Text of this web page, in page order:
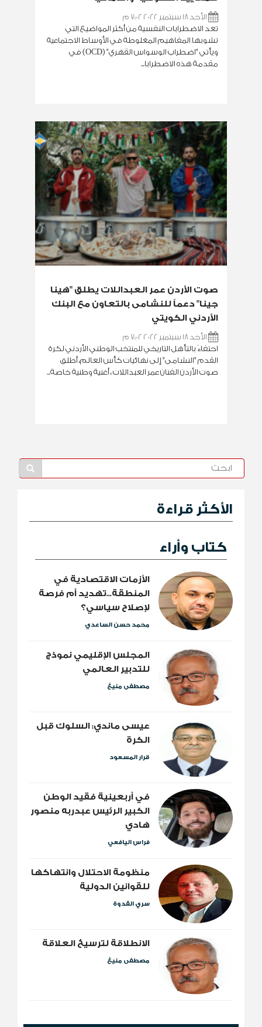
الأحد 18 سبتمبر 2022 7:02 م
تعد الاضطرابات النفسية من أكثر المواضيع التي
تشوبها المفاهيم المغلوطة في الأوساط الاجتماعية
ويأتي "اضطراب الوسواس القهري" (OCD) في
مقدمة هذه الاضطرابا...
صوت الأردن عمر العبداللات يطلق "هينا
جينا" دعماً للنشامى بالتعاون مع البنك
الأردني الكويتي
الأحد 18 سبتمبر 2022 7:02 م
احتفاءً بالتأهل التاريخي للمنتخب الوطني الأردني لكرة
القدم "النشامى" إلى نهائيات كأس العالم، أطلق
صوت الأردن الفنان عمر العبداللات ، أغنية وطنية خاصة...
الأكثر قراءة
كتاب وأراء
الأزمات الاقتصادية في
المنطقة...تهديد أم فرصة
لإصلاح سياسي؟
محمد حسن الساعدي
المجلس الإقليمي نموذج
للتدبير العالمي
مصطفى منيغ
عيسى ماندي: السلوك قبل
الكرة
قرار المسعود
​في أربعينية فقيد الوطن
الكبير الرئيس عبدربه منصور
هادي
فراس اليافعي
منظومة الاحتلال وانتهاكها
للقوانين الدولية
سري القدوة
الانطلاقة لترسيخ العلاقة
مصطفى منيغ